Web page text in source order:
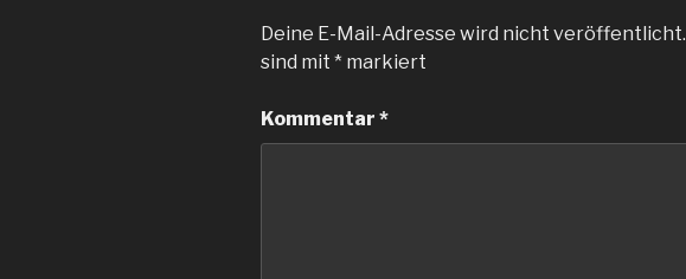
Deine E-Mail-Adresse wird nicht veröffentlicht.
sind mit * markiert
Kommentar *